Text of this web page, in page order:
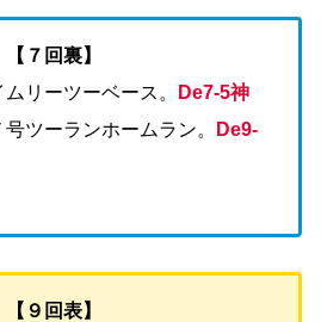
【７回裏】
リーツーベース。
De7-5神
ツーランホームラン。
De9-
【９回表】